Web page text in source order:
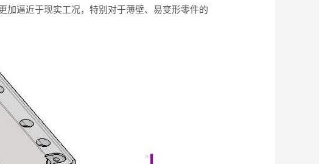
逼近于现实工况，特别对于薄壁、易变形零件的